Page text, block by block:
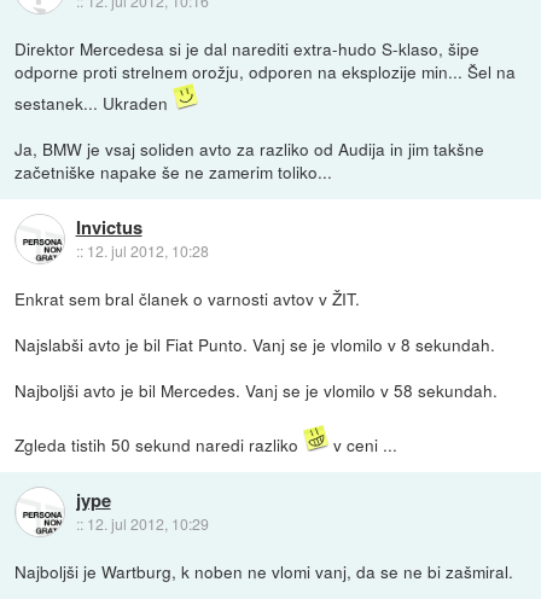
Direktor Mercedesa si je dal narediti extra-hudo S-klaso, šipe
odporne proti strelnem orožju, odporen na eksplozije min... Šel na
sestanek... Ukraden
Ja, BMW je vsaj soliden avto za razliko od Audija in jim takšne
začetniške napake še ne zamerim toliko...
Invictus
:: 12. jul 2012, 10:28
Enkrat sem bral članek o varnosti avtov v ŽIT.
Najslabši avto je bil Fiat Punto. Vanj se je vlomilo v 8 sekundah.
Najboljši avto je bil Mercedes. Vanj se je vlomilo v 58 sekundah.
Zgleda tistih 50 sekund naredi razliko v ceni ...
jype
:: 12. jul 2012, 10:29
Najboljši je Wartburg, k noben ne vlomi vanj, da se ne bi zašmiral.